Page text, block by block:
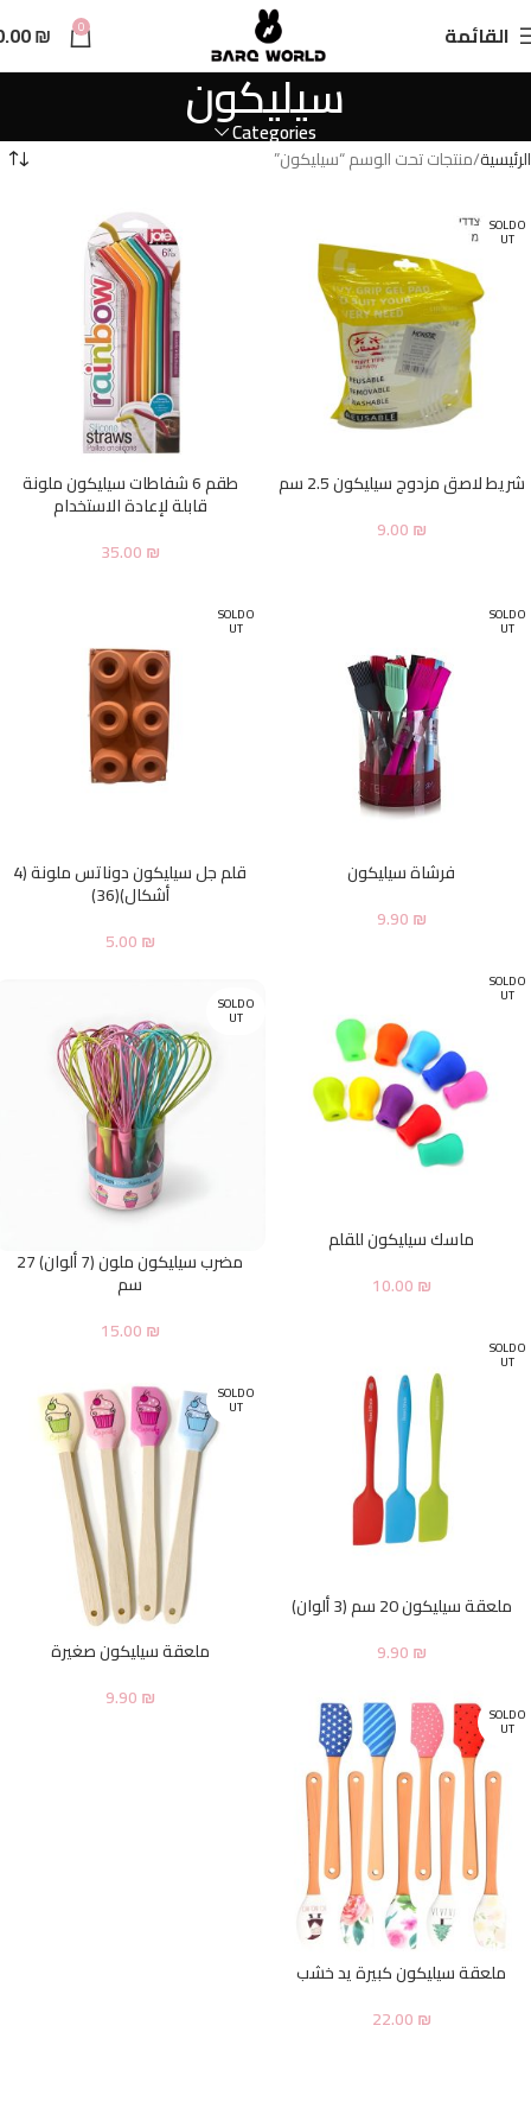
القائمة 0
₪
سيليكون
Categories
الرئيسية منتجات تحت الوسم “سيليكون”
SOLD O
UT
شريط لاصق مزدوج سيليكون 2.5 سم
9.00₪
طقم 6 شفاطات سيليكون ملونة
قابلة لإعادة الاستخدام
35.00₪
SOLD O
UT
فرشاة سيليكون
9.90₪
SOLD O
UT
قلم جل سيليكون دوناتس ملونة (4
أشكال)(36)
5.00₪
SOLD O
UT
ماسك سيليكون للقلم
10.00₪
SOLD O
UT
مضرب سيليكون ملون (7 ألوان) 27
سم
15.00₪
SOLD O
UT
ملعقة سيليكون 20 سم (3 ألوان)
9.90₪
SOLD O
UT
ملعقة سيليكون صغيرة
9.90₪
SOLD O
UT
ملعقة سيليكون كبيرة يد خشب
22.00₪